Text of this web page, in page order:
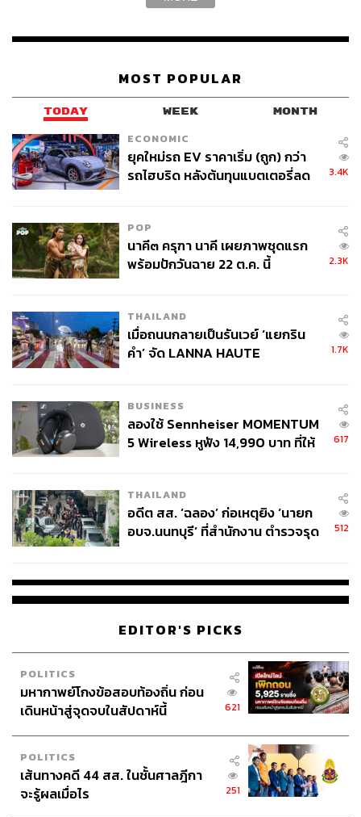
MOST POPULAR
TODAY WEEK MONTH
ECONOMIC
ยุคใหม่รถ EV ราคาเริ่ม (ถูก) กว่า
รถไฮบริด หลังต้นทุนแบตเตอรี่ลด
3.4K
POP
นาคี๓ ครุฑา นาคี เผยภาพชุดแรก
พร้อมปักวันฉาย 22 ต.ค. นี้
2.3K
THAILAND
เมื่อถนนกลายเป็นรันเวย์ ‘แยกริน
คำ’ จัด LANNA HAUTE
1.7K
BUSINESS
ลองใช้ Sennheiser MOMENTUM
5 Wireless หูฟัง 14,990 บาท ที่ให้
617
THAILAND
อดีต สส. ‘ฉลอง’ ก่อเหตุยิง ‘นายก
อบจ.นนทบุรี’ ที่สำนักงาน ตำรวจรุด
512
EDITOR'S PICKS
POLITICS
มหากาพย์โกงข้อสอบท้องถิ่น ก่อน
เดินหน้าสู่จุดจบในสัปดาห์นี้
621
POLITICS
เส้นทางคดี 44 สส. ในชั้นศาลฎีกา
จะรู้ผลเมื่อไร
251